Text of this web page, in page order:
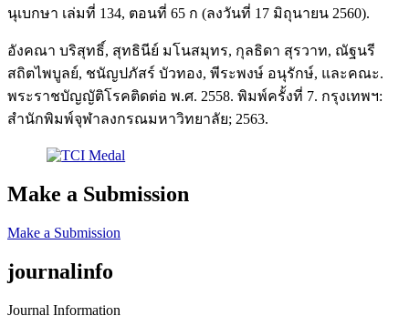
นุเบกษา เล่มที่ 134, ตอนที่ 65 ก (ลงวันที่ 17 มิถุนายน 2560).
อังคณา บริสุทธิ์, สุทธินีย์ มโนสมุทร, กุลธิดา สุรวาท, ณัฐนรี
สถิตไพบูลย์, ชนัญปภัสร์ บัวทอง, พีระพงษ์ อนุรักษ์, และคณะ.
พระราชบัญญัติโรคติดต่อ พ.ศ. 2558. พิมพ์ครั้งที่ 7. กรุงเทพฯ:
สำนักพิมพ์จุฬาลงกรณมหาวิทยาลัย; 2563.
Make a Submission
Make a Submission
journalinfo
Journal Information